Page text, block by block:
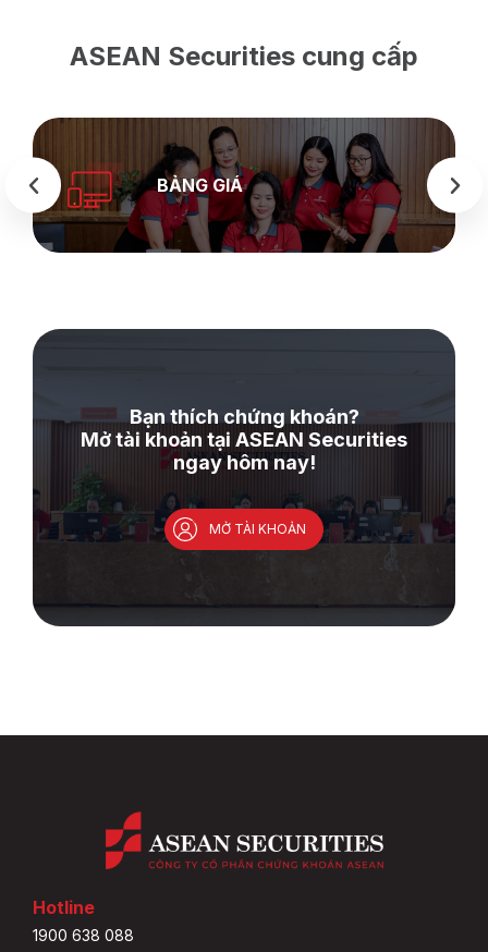
ASEAN Securities cung cấp
BẢNG GIÁ
Bạn thích chứng khoán?
Mở tài khoản tại ASEAN Securities
ngay hôm nay!
MỞ TÀI KHOẢN
Hotline
1900 638 088